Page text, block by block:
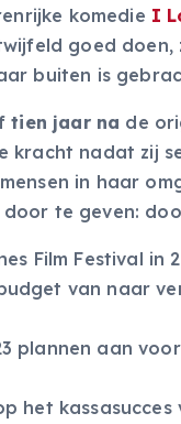
komedie I
goed
buiten is
tien jaar na de
kracht nadat zij
in haar
te geven:
Film Festival in
van naar
plannen aan
het